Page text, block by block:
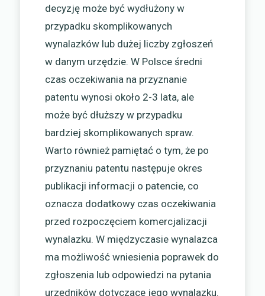
decyzję może być wydłużony w
przypadku skomplikowanych
wynalazków lub dużej liczby zgłoszeń
w danym urzędzie. W Polsce średni
czas oczekiwania na przyznanie
patentu wynosi około 2-3 lata, ale
może być dłuższy w przypadku
bardziej skomplikowanych spraw.
Warto również pamiętać o tym, że po
przyznaniu patentu następuje okres
publikacji informacji o patencie, co
oznacza dodatkowy czas oczekiwania
przed rozpoczęciem komercjalizacji
wynalazku. W międzyczasie wynalazca
ma możliwość wniesienia poprawek do
zgłoszenia lub odpowiedzi na pytania
urzędników dotyczące jego wynalazku.